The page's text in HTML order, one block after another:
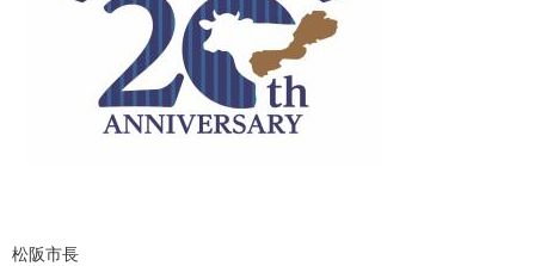
松阪市長